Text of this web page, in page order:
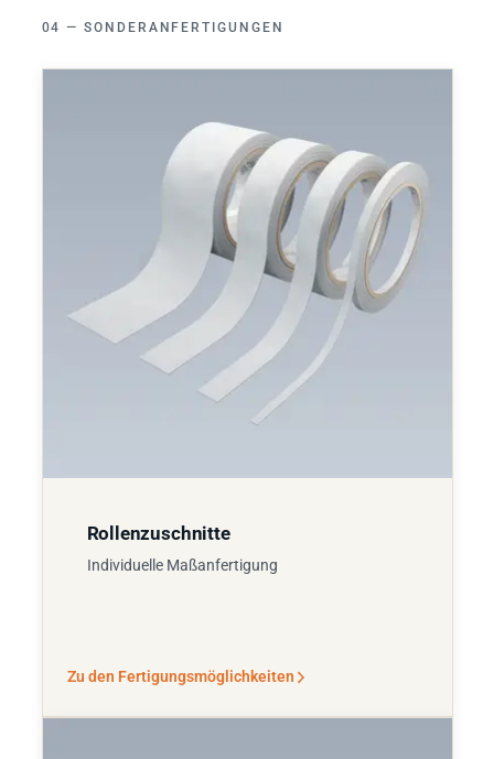
SONDERANFERTIGUNGEN
Rollenzuschnitte
Individuelle Maßanfertigung
Zu den Fertigungsmöglichkeiten